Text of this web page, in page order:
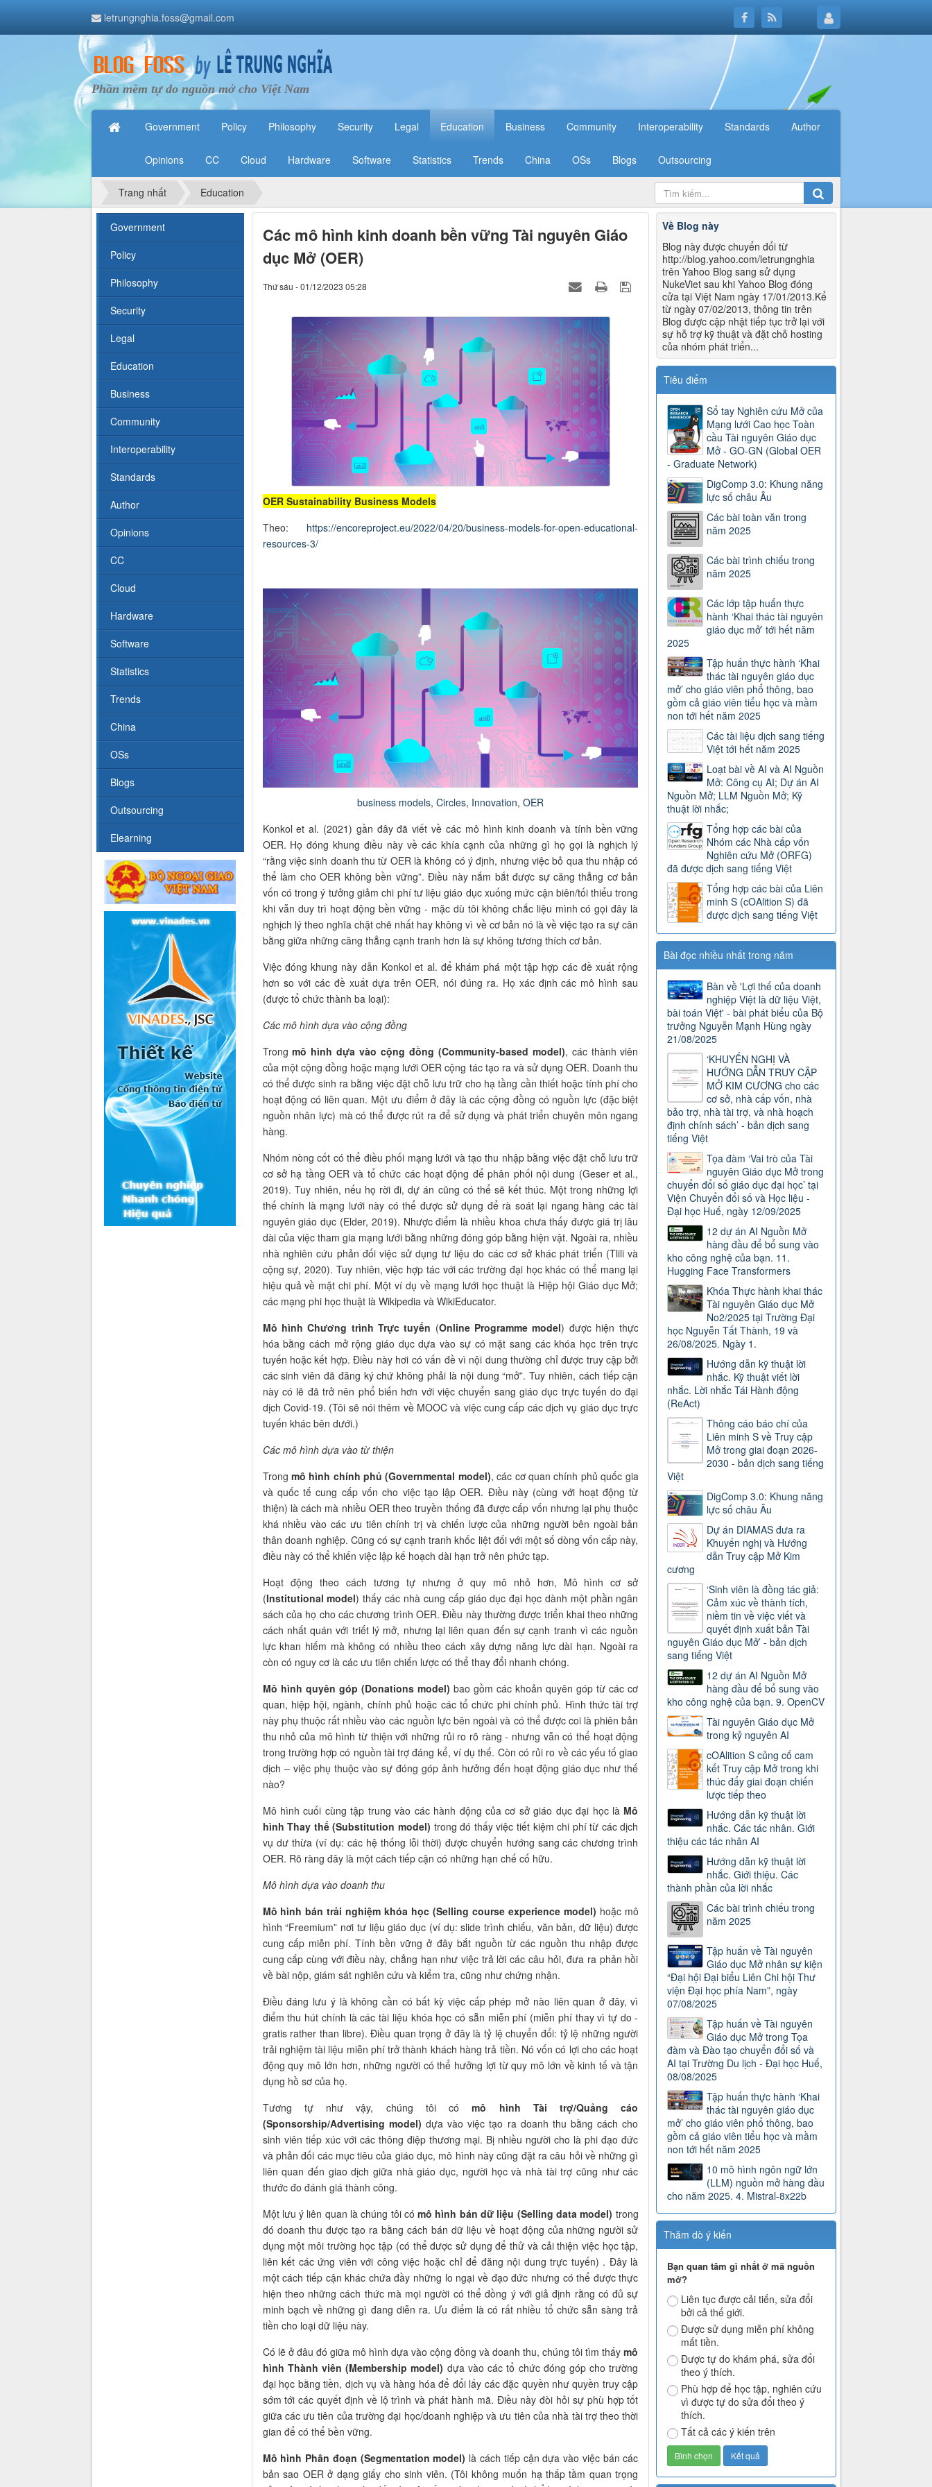
letrungnghia.foss@gmail.com
Phần mềm tự do nguồn mở cho Việt Nam
Government Policy Philosophy Security Legal Education Business Community Interoperability Standards Author
Opinions CC Cloud Hardware Software Statistics Trends China OSs Blogs Outsourcing
Trang nhất Education
Các mô hình kinh doanh bền vững Tài nguyên Giáo
dục Mở (OER)
Thứ sáu - 01/12/2023 05:28
OER Sustainability Business Models
Theo: https://encoreproject.eu/2022/04/20/business-models-for-open-educational-
resources-3/
business models,Circles, Innovation,OER
Konkol et al. (2021) gần đây đã viết về các mô hình kinh doanh và tính bền vững
OER. Họ đóng khung điều này về các khía cạnh của những gì họ gọi là nghịch lý
“rằng việc sinh doanh thu từ OER là không có ý định, nhưng việc bỏ qua thu nhập có
thể làm cho OER không bền vững”. Điều này nắm bắt được sự căng thẳng cơ bản
vốn có trong ý tưởng giảm chi phí tư liệu giáo dục xuống mức cận biên/tối thiểu trong
khi vẫn duy trì hoạt động bền vững - mặc dù tôi không chắc liệu mình có gọi đây là
nghịch lý theo nghĩa chặt chẽ nhất hay không vì về cơ bản nó là về việc tạo ra sự cân
bằng giữa những căng thẳng cạnh tranh hơn là sự không tương thích cơ bản.
Việc đóng khung này dẫn Konkol et al. để khám phá một tập hợp các đề xuất rộng
hơn so với các đề xuất dựa trên OER, nói đúng ra. Họ xác định các mô hình sau
(được tổ chức thành ba loại):
Các mô hình dựa vào cộng đồng
Trongmô hình dựa vào cộng đồng (Community-based model), các thành viên
của một cộng đồng hoặc mạng lưới OER cộng tác tạo ra và sử dụng OER. Doanh thu
có thể được sinh ra bằng việc đặt chỗ lưu trữ cho hạ tầng cần thiết hoặc tính phí cho
hoạt động có liên quan. Một ưu điểm ở đây là các cộng đồng có nguồn lực (đặc biệt
nguồn nhân lực) mà có thể được rút ra để sử dụng và phát triển chuyên môn ngang
hàng.
Nhóm nòng cốt có thể điều phối mạng lưới và tạo thu nhập bằng việc đặt chỗ lưu trữ
cơ sở hạ tầng OER và tổ chức các hoạt động để phân phối nội dung (Geser et al.,
2019). Tuy nhiên, nếu họ rời đi, dự án cũng có thể sẽ kết thúc. Một trong những lợi
thế chính là mạng lưới này có thể được sử dụng để rà soát lại ngang hàng các tài
nguyên giáo dục (Elder, 2019). Nhược điểm là nhiều khoa chưa thấy được giá trị lâu
dài của việc tham gia mạng lưới bằng những đóng góp bằng hiện vật. Ngoài ra, nhiều
nhà nghiên cứu phản đối việc sử dụng tư liệu do các cơ sở khác phát triển (Tlili và
cộng sự, 2020). Tuy nhiên, việc hợp tác với các trường đại học khác có thể mang lại
hiệu quả về mặt chi phí. Một ví dụ về mạng lưới học thuật là Hiệp hội Giáo dục Mở;
các mạng phi học thuật là Wikipedia và WikiEducator.
Mô hình Chương trình Trực tuyến (Online Programme model) được hiện thực
hóa bằng cách mở rộng giáo dục dựa vào sự có mặt sang các khóa học trên trực
tuyến hoặc kết hợp. Điều này hơi có vấn đề vì nội dung thường chỉ được truy cập bởi
các sinh viên đã đăng ký chứ không phải là nội dung “mở”. Tuy nhiên, cách tiếp cận
này có lẽ đã trở nên phổ biến hơn với việc chuyển sang giáo dục trực tuyến do đại
dịch Covid-19. (Tôi sẽ nói thêm về MOOC và việc cung cấp các dịch vụ giáo dục trực
tuyến khác bên dưới.)
Các mô hình dựa vào từ thiện
Trong mô hình chính phủ (Governmental model), các cơ quan chính phủ quốc gia
và quốc tế cung cấp vốn cho việc tạo lập OER. Điều này (cùng với hoạt động từ
thiện) là cách mà nhiều OER theo truyền thống đã được cấp vốn nhưng lại phụ thuộc
khá nhiều vào các ưu tiên chính trị và chiến lược của những người bên ngoài bản
thân doanh nghiệp. Cũng có sự cạnh tranh khốc liệt đối với một số dòng vốn cấp này,
điều này có thể khiến việc lập kế hoạch dài hạn trở nên phức tạp.
Hoạt động theo cách tương tự nhưng ở quy mô nhỏ hơn, Mô hình cơ sở
(Institutional model) thấy các nhà cung cấp giáo dục đại học dành một phần ngân
sách của họ cho các chương trình OER. Điều này thường được triển khai theo những
cách nhất quán với triết lý mở, nhưng lại liên quan đến sự cạnh tranh vì các nguồn
lực khan hiếm mà không có nhiều theo cách xây dựng năng lực dài hạn. Ngoài ra
còn có nguy cơ là các ưu tiên chiến lược có thể thay đổi nhanh chóng.
Mô hình quyên góp (Donations model) bao gồm các khoản quyên góp từ các cơ
quan, hiệp hội, ngành, chính phủ hoặc các tổ chức phi chính phủ. Hình thức tài trợ
này phụ thuộc rất nhiều vào các nguồn lực bên ngoài và có thể được coi là phiên bản
thu nhỏ của mô hình từ thiện với những rủi ro rõ ràng - nhưng vẫn có thể hoạt động
trong trường hợp có nguồn tài trợ đáng kể, ví dụ thế. Còn có rủi ro về các yếu tố giao
dịch – việc phụ thuộc vào sự đóng góp ảnh hưởng đến hoạt động giáo dục như thế
nào?
Mô hình cuối cùng tập trung vào các hành động của cơ sở giáo dục đại học là Mô
hình Thay thế (Substitution model) trong đó thấy việc tiết kiệm chi phí từ các dịch
vụ dư thừa (ví dụ: các hệ thống lỗi thời) được chuyển hướng sang các chương trình
OER. Rõ ràng đây là một cách tiếp cận có những hạn chế cố hữu.
Mô hình dựa vào doanh thu
Mô hình bán trải nghiệm khóa học (Selling course experience model) hoặc mô
hình “Freemium” nơi tư liệu giáo dục (ví dụ: slide trình chiếu, văn bản, dữ liệu) được
cung cấp miễn phí. Tính bền vững ở đây bắt nguồn từ các nguồn thu nhập được
cung cấp cùng với điều này, chẳng hạn như việc trả lời các câu hỏi, đưa ra phản hồi
về bài nộp, giám sát nghiên cứu và kiểm tra, cũng như chứng nhận.
Điều đáng lưu ý là không cần có bất kỳ việc cấp phép mở nào liên quan ở đây, vì
điểm thu hút chính là các tài liệu khóa học có sẵn miễn phí (miễn phí thay vì tự do -
gratis rather than libre). Điều quan trọng ở đây là tỷ lệ chuyển đổi: tỷ lệ những người
trải nghiệm tài liệu miễn phí trở thành khách hàng trả tiền. Nó vốn có lợi cho các hoạt
động quy mô lớn hơn, những người có thể hưởng lợi từ quy mô lớn về kinh tế và tận
dụng hồ sơ của họ.
Tương tự như vậy, chúng tôi cómô hình Tài trợ/Quảng cáo
(Sponsorship/Advertising model) dựa vào việc tạo ra doanh thu bằng cách cho
sinh viên tiếp xúc với các thông điệp thương mại. Bị nhiều người cho là phi đạo đức
và phản đối các mục tiêu của giáo dục, mô hình này cũng đặt ra câu hỏi về những gì
liên quan đến giao dịch giữa nhà giáo dục, người học và nhà tài trợ cũng như các
thước đo đánh giá thành công.
Một lưu ý liên quan là chúng tôi cómô hình bán dữ liệu (Selling data model) trong
đó doanh thu được tạo ra bằng cách bán dữ liệu về hoạt động của những người sử
dụng một môi trường học tập (có thể được sử dụng để thử và cải thiện việc học tập,
liên kết các ứng viên với công việc hoặc chỉ để đăng nội dung trực tuyến) . Đây là
một cách tiếp cận khác chứa đầy những lo ngại về đạo đức nhưng có thể được thực
hiện theo những cách thức mà mọi người có thể đồng ý với giả định rằng có đủ sự
minh bạch về những gì đang diễn ra. Ưu điểm là có rất nhiều tổ chức sẵn sàng trả
tiền cho loại dữ liệu này.
Có lẽ ở đâu đó giữa mô hình dựa vào cộng đồng và doanh thu, chúng tôi tìm thấymô
hình Thành viên (Membership model) dựa vào các tổ chức đóng góp cho trường
đại học bằng tiền, dịch vụ và hàng hóa để đổi lấy các đặc quyền như quyền truy cập
sớm tới các quyết định về lộ trình và phát hành mã. Điều này đòi hỏi sự phù hợp tốt
giữa các ưu tiên của trường đại học/doanh nghiệp và ưu tiên của nhà tài trợ theo thời
gian để có thể bền vững.
Mô hình Phân đoạn (Segmentation model) là cách tiếp cận dựa vào việc bán các
bản sao OER ở dạng giấy cho sinh viên. (Tôi không muốn hạ thấp tầm quan trọng
Về Blog này
Blog này được chuyển đổi từ
http://blog.yahoo.com/letrungnghia
trên Yahoo Blog sang sử dụng
NukeViet sau khi Yahoo Blog đóng
cửa tại Việt Nam ngày 17/01/2013.Kể
từ ngày 07/02/2013, thông tin trên
Blog được cập nhật tiếp tục trở lại với
sự hỗ trợ kỹ thuật và đặt chỗ hosting
của nhóm phát triển...
Tiêu điểm
Sổ tay Nghiên cứu Mở của
Mạng lưới Cao học Toàn
cầu Tài nguyên Giáo dục
Mở - GO-GN (Global OER
- Graduate Network)
DigComp 3.0: Khung năng
lực số châu Âu
Các bài toàn văn trong
năm 2025
Các bài trình chiếu trong
năm 2025
Các lớp tập huấn thực
hành ‘Khai thác tài nguyên
giáo dục mở’ tới hết năm
2025
Tập huấn thực hành ‘Khai
thác tài nguyên giáo dục
mở’ cho giáo viên phổ thông, bao
gồm cả giáo viên tiểu học và mầm
non tới hết năm 2025
Các tài liệu dịch sang tiếng
Việt tới hết năm 2025
Loạt bài về AI và AI Nguồn
Mở: Công cụ AI; Dự án AI
Nguồn Mở; LLM Nguồn Mở; Kỹ
thuật lời nhắc;
Tổng hợp các bài của
Nhóm các Nhà cấp vốn
Nghiên cứu Mở (ORFG)
đã được dịch sang tiếng Việt
Tổng hợp các bài của Liên
minh S (cOAlition S) đã
được dịch sang tiếng Việt
Bài đọc nhiều nhất trong năm
Bàn về 'Lợi thế của doanh
nghiệp Việt là dữ liệu Việt,
bài toán Việt' - bài phát biểu của Bộ
trưởng Nguyễn Mạnh Hùng ngày
21/08/2025
‘KHUYẾN NGHỊ VÀ
HƯỚNG DẪN TRUY CẬP
MỞ KIM CƯƠNG cho các
cơ sở, nhà cấp vốn, nhà
bảo trợ, nhà tài trợ, và nhà hoạch
định chính sách’ - bản dịch sang
tiếng Việt
Tọa đàm ‘Vai trò của Tài
nguyên Giáo dục Mở trong
chuyển đổi số giáo dục đại học’ tại
Viện Chuyển đổi số và Học liệu -
Đại học Huế, ngày 12/09/2025
12 dự án AI Nguồn Mở
hàng đầu để bổ sung vào
kho công nghệ của bạn. 11.
Hugging Face Transformers
Khóa Thực hành khai thác
Tài nguyên Giáo dục Mở
No2/2025 tại Trường Đại
học Nguyễn Tất Thành, 19 và
26/08/2025. Ngày 1.
Hướng dẫn kỹ thuật lời
nhắc. Kỹ thuật viết lời
nhắc. Lời nhắc Tái Hành động
(ReAct)
Thông cáo báo chí của
Liên minh S về Truy cập
Mở trong giai đoạn 2026-
2030 - bản dịch sang tiếng
Việt
DigComp 3.0: Khung năng
lực số châu Âu
Dự án DIAMAS đưa ra
Khuyến nghị và Hướng
dẫn Truy cập Mở Kim
cương
‘Sinh viên là đồng tác giả:
Cảm xúc về thành tích,
niềm tin về việc viết và
quyết định xuất bản Tài
nguyên Giáo dục Mở’ - bản dịch
sang tiếng Việt
12 dự án AI Nguồn Mở
hàng đầu để bổ sung vào
kho công nghệ của bạn. 9. OpenCV
Tài nguyên Giáo dục Mở
trong kỷ nguyên AI
cOAlition S củng cố cam
kết Truy cập Mở trong khi
thúc đẩy giai đoạn chiến
lược tiếp theo
Hướng dẫn kỹ thuật lời
nhắc. Các tác nhân. Giới
thiệu các tác nhân AI
Hướng dẫn kỹ thuật lời
nhắc. Giới thiệu. Các
thành phần của lời nhắc
Các bài trình chiếu trong
năm 2025
Tập huấn về Tài nguyên
Giáo dục Mở nhân sự kiện
“Đại hội Đại biểu Liên Chi hội Thư
viện Đại học phía Nam”, ngày
07/08/2025
Tập huấn về Tài nguyên
Giáo dục Mở trong Tọa
đàm và Đào tạo chuyển đổi số và
AI tại Trường Du lịch - Đại học Huế,
08/08/2025
Tập huấn thực hành ‘Khai
thác tài nguyên giáo dục
mở’ cho giáo viên phổ thông, bao
gồm cả giáo viên tiểu học và mầm
non tới hết năm 2025
10 mô hình ngôn ngữ lớn
(LLM) nguồn mở hàng đầu
cho năm 2025. 4. Mistral-8x22b
Thăm dò ý kiến
Bạn quan tâm gì nhất ở mã nguồn
mở?
Liên tục được cải tiến, sửa đổi
bởi cả thế giới.
Được sử dụng miễn phí không
mất tiền.
Được tự do khám phá, sửa đổi
theo ý thích.
Phù hợp để học tập, nghiên cứu
vì được tự do sửa đổi theo ý
thích.
Tất cả các ý kiến trên
Government
Policy
Philosophy
Security
Legal
Education
Business
Community
Interoperability
Standards
Author
Opinions
CC
Cloud
Hardware
Software
Statistics
Trends
China
OSs
Blogs
Outsourcing
Elearning